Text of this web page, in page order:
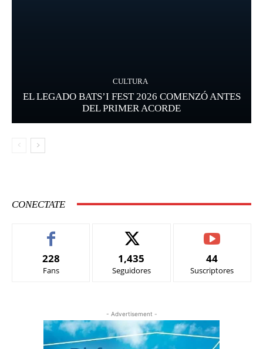
CULTURA
EL LEGADO BATS’I FEST 2026 COMENZÓ ANTES
DEL PRIMER ACORDE
CONECTATE
228
Fans
1,435
Seguidores
44
Suscriptores
- Advertisement -